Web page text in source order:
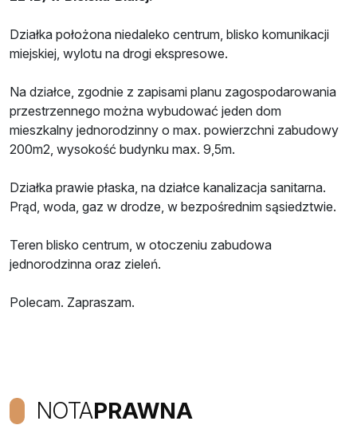
Działka położona niedaleko centrum, blisko komunikacji
miejskiej, wylotu na drogi ekspresowe.
Na działce, zgodnie z zapisami planu zagospodarowania
przestrzennego można wybudować jeden dom
mieszkalny jednorodzinny o max. powierzchni zabudowy
200m2, wysokość budynku max. 9,5m.
Działka prawie płaska, na działce kanalizacja sanitarna.
Prąd, woda, gaz w drodze, w bezpośrednim sąsiedztwie.
Teren blisko centrum, w otoczeniu zabudowa
jednorodzinna oraz zieleń.
Polecam. Zapraszam.
NOTAPRAWNA